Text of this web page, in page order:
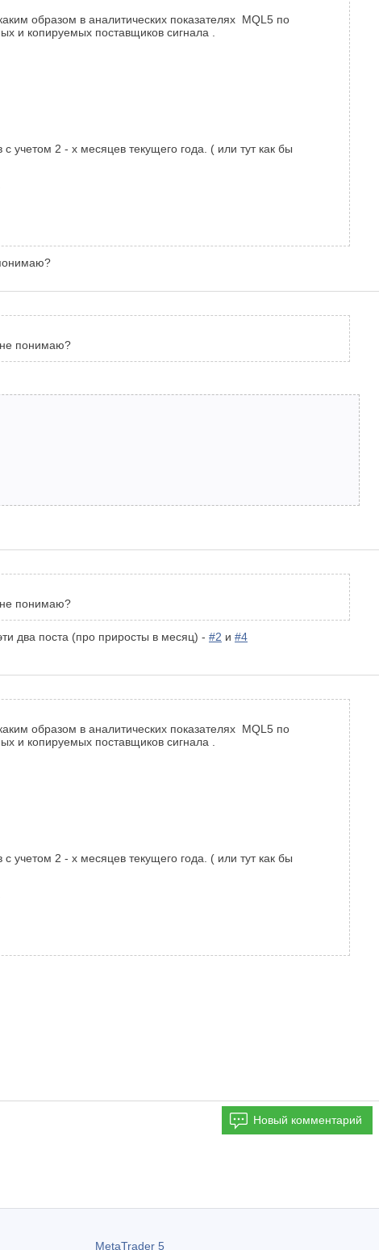
образом в аналитических показателях MQL5 по
и копируемых поставщиков сигнала .
2 - х месяцев текущего года. ( или тут как бы
понимаю?
понимаю?
два поста (про приросты в месяц) - #2 и #4
образом в аналитических показателях MQL5 по
и копируемых поставщиков сигнала .
2 - х месяцев текущего года. ( или тут как бы
Новый комментарий
MetaTrader 5